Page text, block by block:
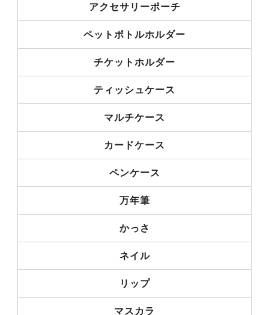
アクセサリーポーチ
ペットボトルホルダー
チケットホルダー
ティッシュケース
マルチケース
カードケース
ペンケース
万年筆
かっさ
ネイル
リップ
マスカラ